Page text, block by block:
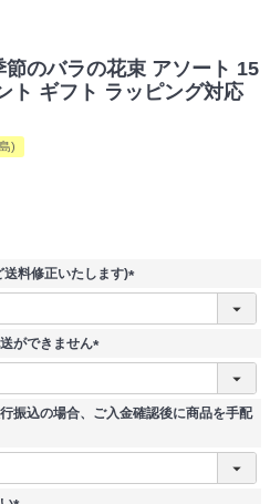
節のバラの花束 アソート 15
ト ギフト ラッピング対応
)
送料修正いたします)
(
ができません
(
須
振込の場合、ご入金確認後に商品を手配